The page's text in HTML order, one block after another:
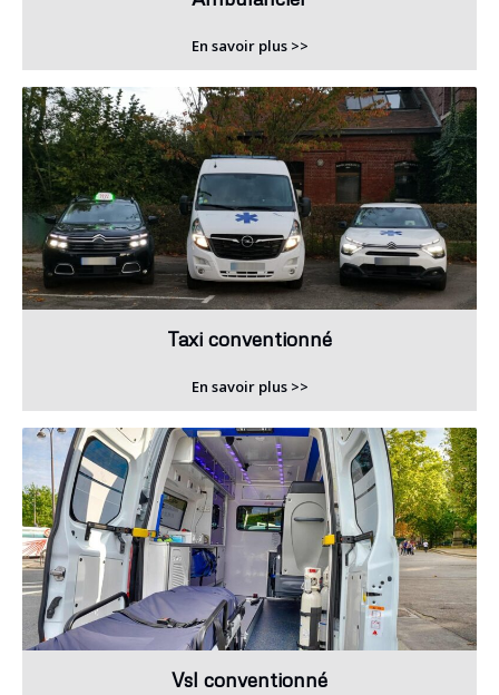
En savoir plus >>
Taxi conventionné
En savoir plus >>
Vsl conventionné